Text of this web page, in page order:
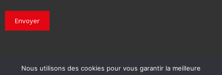
Envoyer
Nous utilisons des cookies pour vous garantir la meilleure